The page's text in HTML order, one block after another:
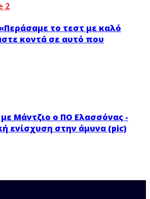
2
το τεστ με καλό
κοντά σε αυτό που
Μάντζιο ο ΠΟ Ελασσόνας -
ενίσχυση στην άμυνα (pic)